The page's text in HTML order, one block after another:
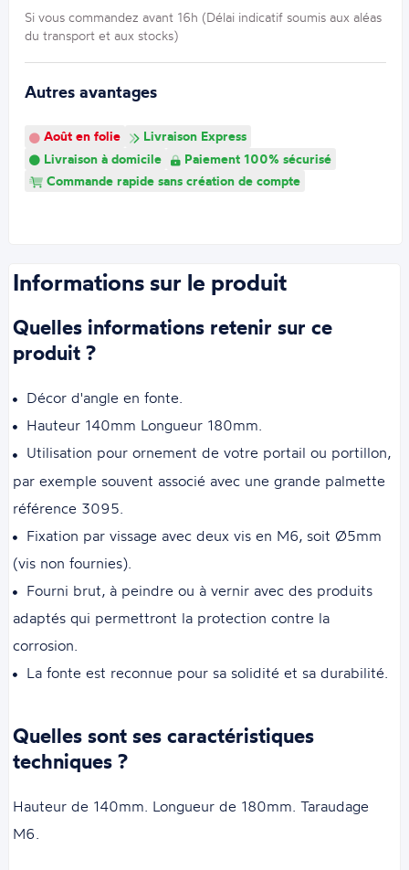
Si vous commandez avant 16h (Délai indicatif soumis aux aléas
du transport et aux stocks)
Autres avantages
Août en folie
Livraison Express
Livraison à domicile
Paiement 100% sécurisé
Commande rapide sans création de compte
Informations sur le produit
Quelles informations retenir sur ce
produit ?
Décor d'angle en fonte.
Hauteur 140mm Longueur 180mm.
Utilisation pour ornement de votre portail ou portillon,
par exemple souvent associé avec une grande palmette
référence 3095.
Fixation par vissage avec deux vis en M6, soit Ø5mm
(vis non fournies).
Fourni brut, à peindre ou à vernir avec des produits
adaptés qui permettront la protection contre la
corrosion.
La fonte est reconnue pour sa solidité et sa durabilité.
Quelles sont ses caractéristiques
techniques ?
Hauteur de 140mm. Longueur de 180mm. Taraudage
M6.